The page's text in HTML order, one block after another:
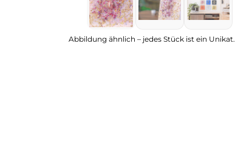
Abbildung ähnlich – jedes Stück ist ein Unikat.